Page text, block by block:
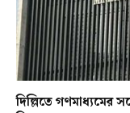
দিল্লিতে গণমাধ্যমের